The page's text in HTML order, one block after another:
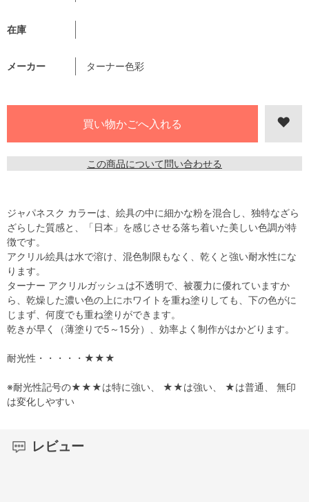
在庫
メーカー ターナー色彩
この商品について問い合わせる
ジャパネスク カラーは、絵具の中に細かな粉を混合し、独特なざら
ざらした質感と、「日本」を感じさせる落ち着いた美しい色調が特
徴です。
アクリル絵具は水で溶け、混色制限もなく、乾くと強い耐水性にな
ります。
ターナー アクリルガッシュは不透明で、被覆力に優れていますか
ら、乾燥した濃い色の上にホワイトを重ね塗りしても、下の色がに
じまず、何度でも重ね塗りができます。
乾きが早く（薄塗りで5～15分）、効率よく制作がはかどります。
耐光性・・・・・★★★
※耐光性記号の★★★は特に強い、 ★★は強い、 ★は普通、 無印
は変化しやすい
レビュー